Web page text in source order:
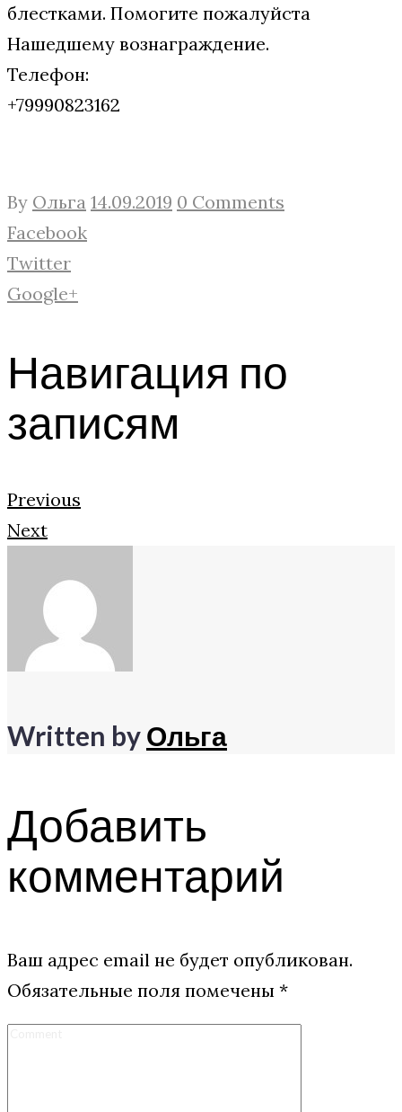
блестками. Помогите пожалуйста
Нашедшему вознаграждение.
Телефон:
+79990823162
By Ольга 14.09.2019 0 Comments
Facebook
Twitter
Google+
Навигация по
записям
Previous
Next
Written byОльга
Добавить
комментарий
Ваш адрес email не будет опубликован.
Обязательные поля помечены *